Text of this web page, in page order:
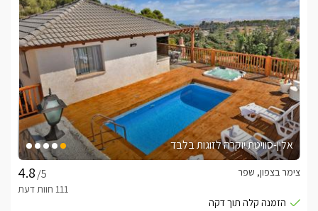
אלין-סוויטת יוקרה לזוגות בלבד
/5
צימר בצפון, שפר